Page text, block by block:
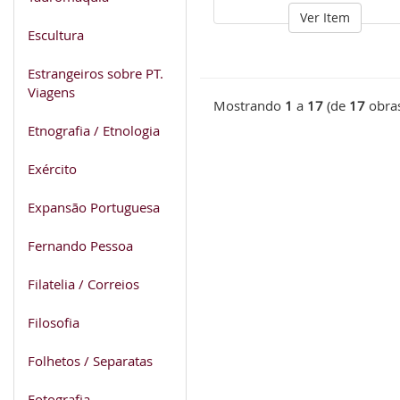
Escultura
Estrangeiros sobre PT.
Viagens
Etnografia / Etnologia
Exército
Expansão Portuguesa
Fernando Pessoa
Filatelia / Correios
Filosofia
Folhetos / Separatas
Ver Item
Mostrando 1 a 17 (de 17